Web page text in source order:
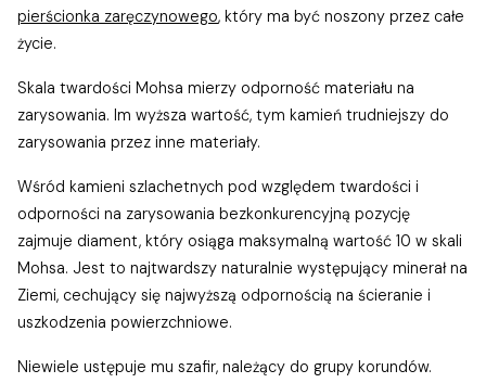
pierścionka zaręczynowego, który ma być noszony przez całe
życie.
Skala twardości Mohsa mierzy odporność materiału na
zarysowania. Im wyższa wartość, tym kamień trudniejszy do
zarysowania przez inne materiały.
Wśród kamieni szlachetnych pod względem twardości i
odporności na zarysowania bezkonkurencyjną pozycję
zajmuje diament, który osiąga maksymalną wartość 10 w skali
Mohsa. Jest to najtwardszy naturalnie występujący minerał na
Ziemi, cechujący się najwyższą odpornością na ścieranie i
uszkodzenia powierzchniowe.
Niewiele ustępuje mu szafir, należący do grupy korundów.